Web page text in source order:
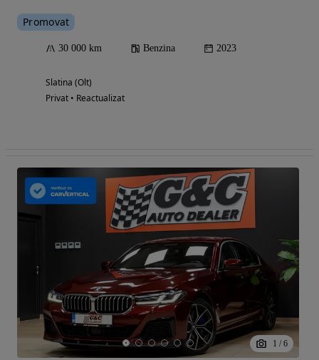
Promovat
30 000 km Benzina 2023
Slatina (Olt)
Privat • Reactualizat
1 / 6